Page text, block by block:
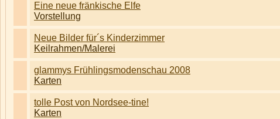
Eine neue fränkische Elfe
Vorstellung
Neue Bilder für´s Kinderzimmer
Keilrahmen/Malerei
glammys Frühlingsmodenschau 2008
Karten
tolle Post von Nordsee-tine!
Karten